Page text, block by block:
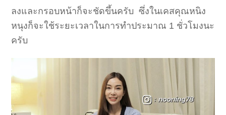
ลงและกรอบหน้าก็จะชัดขึ้นครับ ซึ่งในเคสคุณหนิง
หนุงก็จะใช้ระยะเวลาในการทำประมาณ 1 ชั่วโมงนะ
ครับ